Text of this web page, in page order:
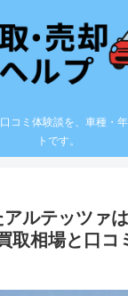
コミ体験談を、車種・
トです。
ルテッツァ
取相場と口コ